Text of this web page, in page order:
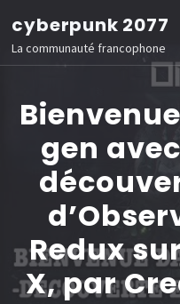
au
contenu
(Pressez
Entrée)
cyberpunk 2077
La communauté francophone
gen
Redux
X, par